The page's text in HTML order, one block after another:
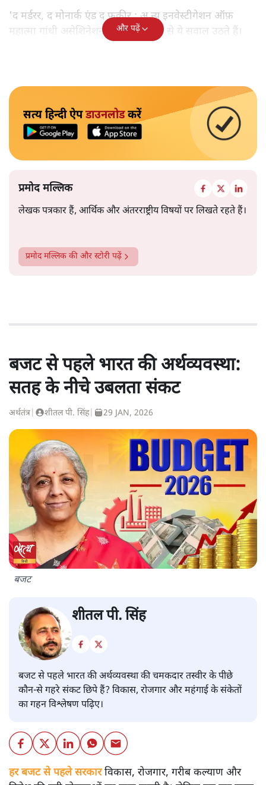
'द मर्डरर, द मोनार्क एंड द फ़कीर : अ न्यू इनवेस्टीगेशन ऑफ़
महात्मा गांधी असेशिनेशन' नामक किताब से ये सवाल उठते हैं।
और पढ़ें
सत्य हिन्दी ऐपडाउनलोडकरें
प्रमोद मल्लिक
लेखक पत्रकार हैं, आर्थिक और अंतरराष्ट्रीय विषयों पर लिखते रहते हैं।
प्रमोद मल्लिक की और स्टोरी पढ़ें
बजट से पहले भारत की अर्थव्यवस्था:
सतह के नीचे उबलता संकट
अर्थतंत्र शीतल पी. सिंह| 29 JAN, 2026
बजट
शीतल पी. सिंह
बजट से पहले भारत की अर्थव्यवस्था की चमकदार तस्वीर के पीछे
कौन-से गहरे संकट छिपे हैं? विकास, रोजगार और महंगाई के संकेतों
का गहन विश्लेषण पढ़िए।
हर बजट से पहले सरकारविकास, रोजगार, गरीब कल्याण और